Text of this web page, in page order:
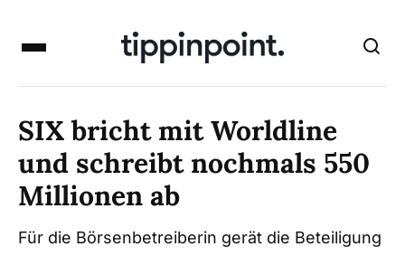
SIX bricht mit Worldline
und schreibt nochmals 550
Millionen ab
Für die Börsenbetreiberin gerät die Beteiligung